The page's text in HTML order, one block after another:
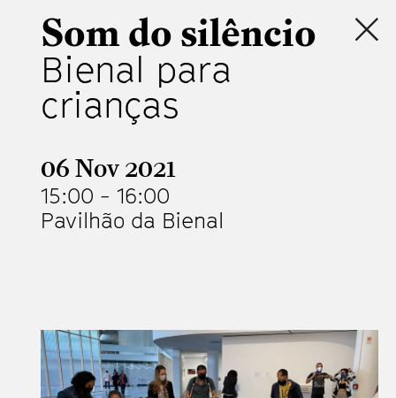
Som do silêncio
Bienal para
crianças
06 Nov 2021
15:00 - 16:00
Pavilhão da Bienal